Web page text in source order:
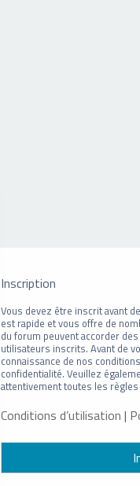
Inscription
Vous devez être inscrit avant
est rapide et vous offre de
du forum peuvent accorder
utilisateurs inscrits. Avant de
connaissance de nos
confidentialité. Veuillez
attentivement toutes les
Conditions d’utilisation |